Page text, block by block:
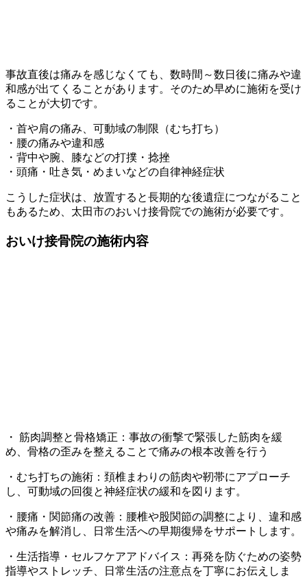
事故直後は痛みを感じなくても、数時間～数日後に痛みや違
和感が出てくることがあります。そのため早めに施術を受け
ることが大切です。
・首や肩の痛み、可動域の制限（むち打ち）
・腰の痛みや違和感
・背中や腕、膝などの打撲・捻挫
・頭痛・吐き気・めまいなどの自律神経症状
こうした症状は、放置すると長期的な後遺症につながること
もあるため、太田市のおいけ接骨院での施術が必要です。
おいけ接骨院の施術内容
・ 筋肉調整と骨格矯正：事故の衝撃で緊張した筋肉を緩
め、骨格の歪みを整えることで痛みの根本改善を行う
・むち打ちの施術：頚椎まわりの筋肉や靭帯にアプローチ
し、可動域の回復と神経症状の緩和を図ります。
・腰痛・関節痛の改善：腰椎や股関節の調整により、違和感
や痛みを解消し、日常生活への早期復帰をサポートします。
・生活指導・セルフケアアドバイス：再発を防ぐための姿勢
指導やストレッチ、日常生活の注意点を丁寧にお伝えしま